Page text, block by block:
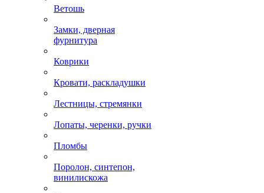
Ветошь
Замки, дверная
фурнитура
Коврики
Кровати, раскладушки
Лестницы, стремянки
Лопаты, черенки, ручки
Пломбы
Поролон, синтепон,
винилискожа